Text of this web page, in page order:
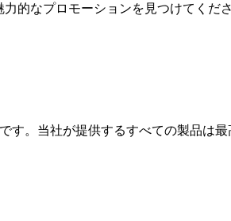
的なプロモーションを見つけてく
す。当社が提供するすべての製品は最